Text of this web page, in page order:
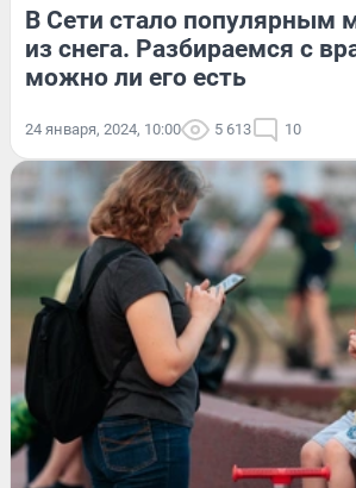
В Сети стало популярным
из снега. Разбираемся с
можно ли его есть
24 января, 2024, 10:00 5 613 10